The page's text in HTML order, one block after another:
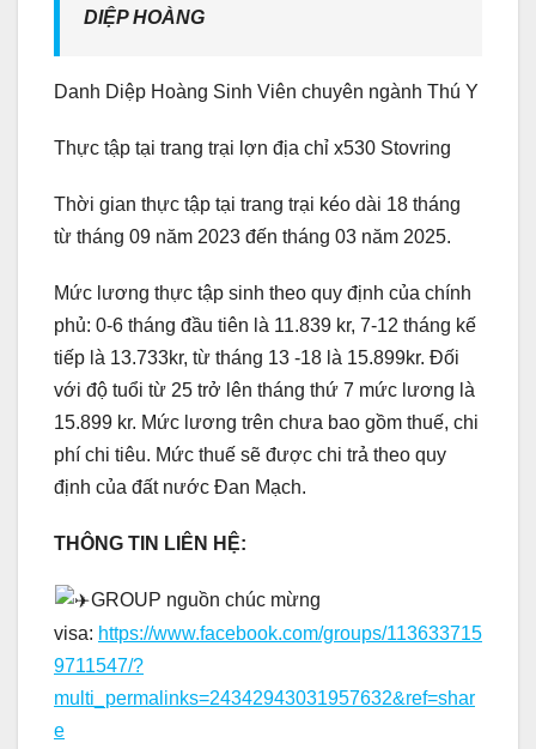
DIỆP HOÀNG
Danh Diệp Hoàng Sinh Viên chuyên ngành Thú Y
Thực tập tại trang trại lợn địa chỉ x530 Stovring
Thời gian thực tập tại trang trại kéo dài 18 tháng
từ tháng 09 năm 2023 đến tháng 03 năm 2025.
Mức lương thực tập sinh theo quy định của chính
phủ: 0-6 tháng đầu tiên là 11.839 kr, 7-12 tháng kế
tiếp là 13.733kr, từ tháng 13 -18 là 15.899kr. Đối
với độ tuổi từ 25 trở lên tháng thứ 7 mức lương là
15.899 kr. Mức lương trên chưa bao gồm thuế, chi
phí chi tiêu. Mức thuế sẽ được chi trả theo quy
định của đất nước Đan Mạch.
THÔNG TIN LIÊN HỆ:
GROUP nguồn chúc mừng
visa: https://www.facebook.com/groups/113633715
9711547/?
multi_permalinks=24342943031957632&ref=shar
e